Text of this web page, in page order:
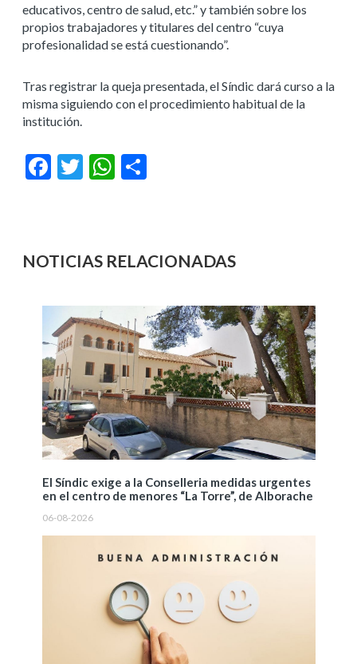
educativos, centro de salud, etc.” y también sobre los
propios trabajadores y titulares del centro “cuya
profesionalidad se está cuestionando”.
Tras registrar la queja presentada, el Síndic dará curso a la
misma siguiendo con el procedimiento habitual de la
institución.
Facebook
Twitter WhatsApp
NOTICIAS RELACIONADAS
El Síndic exige a la Conselleria medidas urgentes
en el centro de menores “La Torre”, de Alborache
06-08-2026